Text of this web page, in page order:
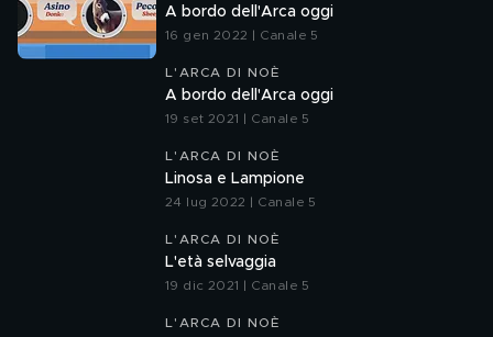
A bordo dell'Arca oggi
16 gen 2022 | Canale 5
L'ARCA DI NOÈ
A bordo dell'Arca oggi
19 set 2021 | Canale 5
L'ARCA DI NOÈ
Linosa e Lampione
24 lug 2022 | Canale 5
L'ARCA DI NOÈ
L'età selvaggia
19 dic 2021 | Canale 5
L'ARCA DI NOÈ